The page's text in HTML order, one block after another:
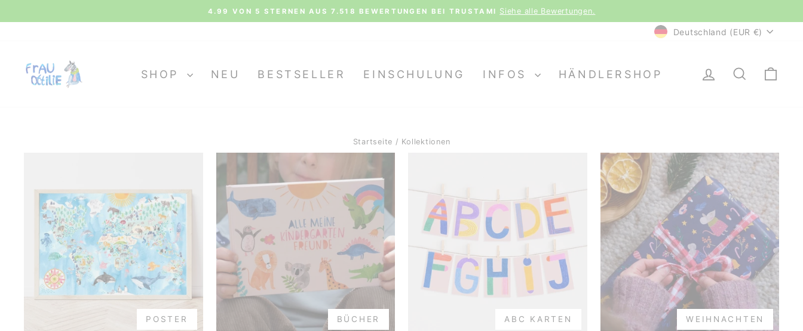
Pause
KOSTENLOSER VERSAND AB 70€ (D) | 100€ (AT, LX) | 150€ (CH)
WÄHRUNG
Deutschland (EUR €)
SHOP NEU BESTSELLER EINSCHULUNG INFOS HÄNDLERSHOP EINLOGGEN
SUCHE
Startseite / Kollektionen
POSTER BÜCHER ABC KARTEN WEIHNACHTEN